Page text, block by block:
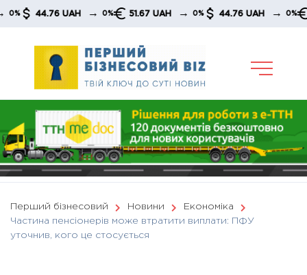
Skip
44.76 UAH → 0% 51.67 UAH → 0% 44.76 UAH → 0%
Перший бізнесовий Новини
Економіка
Частина пенсіонерів може втратити виплати: ПФУ
уточнив, кого це стосується